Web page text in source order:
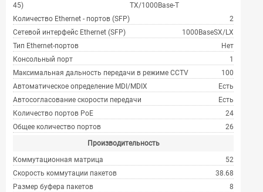
45)
TX/1000Base-T
Количество Ethernet - портов (SFP)
2
Сетевой интерфейс Ethernet (SFP)
1000BaseSX/LX
Тип Ethernet-портов
Нет
Консольный порт
1
Максимальная дальность передачи в режиме CCTV
100
Автоматическое определение MDI/MDIX
Есть
Автосогласование скорости передачи
Есть
Количество портов PoE
24
Общее количество портов
26
Производительность
Коммутационная матрица
52
Скорость коммутации пакетов
38.68
Размер буфера пакетов
8